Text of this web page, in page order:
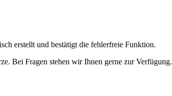
erstellt und bestätigt die fehlerfreie Funktion.
Bei Fragen stehen wir Ihnen gerne zur Verfügung.